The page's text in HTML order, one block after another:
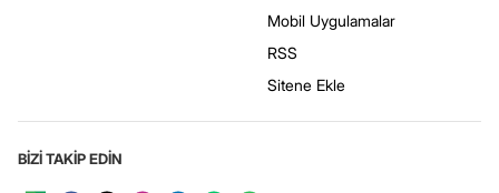
Mobil Uygulamalar
RSS
Sitene Ekle
BİZİ TAKİP EDİN